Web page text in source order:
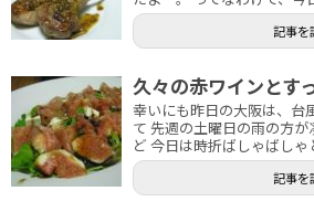
記事を
久々の赤ワインとす
幸いにも昨日の大阪は、台
て 先週の土曜日の雨の方
ど 今日は時折ばしゃばし
記事を